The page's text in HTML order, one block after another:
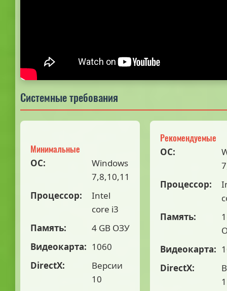
Системные требования
Минимальные
ОС:
Windows
7,8,10,11
Процессор:
Intel
core i3
Память:
4 GB ОЗУ
Видеокарта: 1060
DirectX:
Версии
10
Рекомендуемые
ОС:
Процессор:
Память:
Видеокарта:
DirectX: